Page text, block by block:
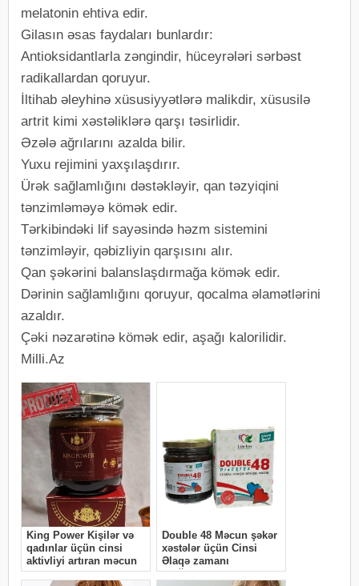
melatonin ehtiva edir.
Gilasın əsas faydaları bunlardır:
Antioksidantlarla zəngindir, hüceyrələri sərbəst
radikallardan qoruyur.
İltihab əleyhinə xüsusiyyətlərə malikdir, xüsusilə
artrit kimi xəstəliklərə qarşı təsirlidir.
Əzələ ağrılarını azalda bilir.
Yuxu rejimini yaxşılaşdırır.
Ürək sağlamlığını dəstəkləyir, qan təzyiqini
tənzimləməyə kömək edir.
Tərkibindəki lif sayəsində həzm sistemini
tənzimləyir, qəbizliyin qarşısını alır.
Qan şəkərini balanslaşdırmağa kömək edir.
Dərinin sağlamlığını qoruyur, qocalma əlamətlərini
azaldır.
Çəki nəzarətinə kömək edir, aşağı kalorilidir.
Milli.Az